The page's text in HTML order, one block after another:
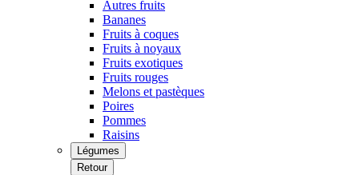
Autres fruits
Bananes
Fruits à coques
Fruits à noyaux
Fruits exotiques
Fruits rouges
Melons et pastèques
Poires
Pommes
Raisins
Légumes
Retour